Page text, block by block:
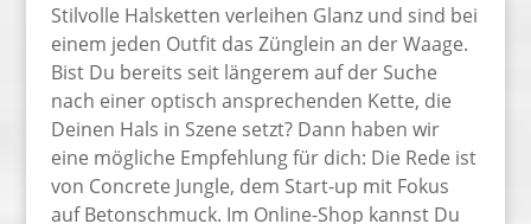
Stilvolle Halsketten verleihen Glanz und sind bei
einem jeden Outfit das Zünglein an der Waage.
Bist Du bereits seit längerem auf der Suche
nach einer optisch ansprechenden Kette, die
Deinen Hals in Szene setzt? Dann haben wir
eine mögliche Empfehlung für dich: Die Rede ist
von Concrete Jungle, dem Start-up mit Fokus
auf Betonschmuck. Im Online-Shop kannst Du